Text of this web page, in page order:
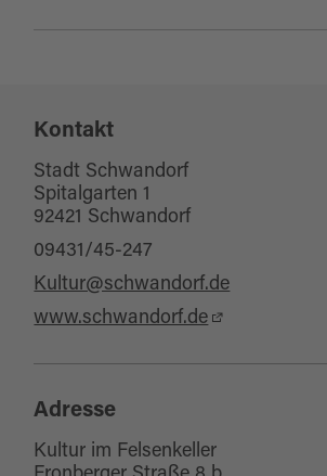
Kinderwagentauglich
für Schulklassen
Sonstige Ausstattung/
WC-Anlage
Der Felsenkeller ist beheizt.
Kontakt
Stadt Schwandorf
Spitalgarten 1
92421 Schwandorf
09431/45-247
Kultur@schwandorf.de
www.schwandorf.de
Adresse
Kultur im Felsenkeller